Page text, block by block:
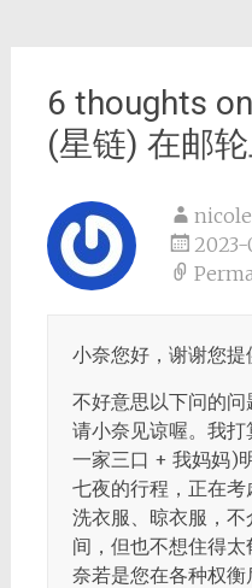
navigation
6 thoughts
(星链) 在邮
2023-
小奈您好，谢谢您提
不好意思以下问的问
请小奈见谅喔。我
一家三口 + 我妈妈)
七夜的行程，正在
洗衣服、晾衣服，
间，但也不想住得
奈若是您在各种权